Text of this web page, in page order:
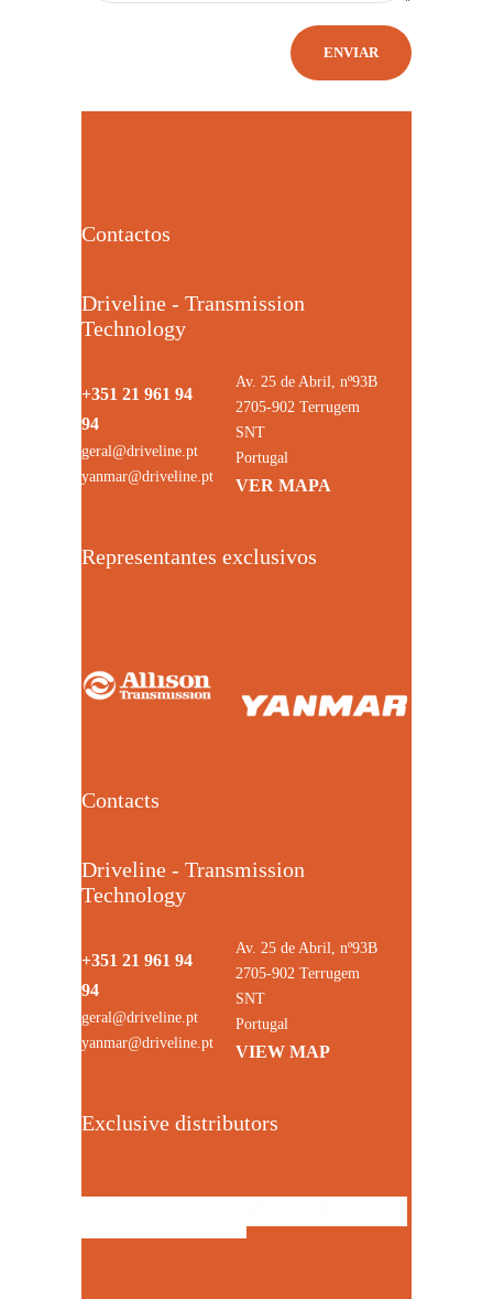
Contactos
Driveline - Transmission
Technology
+351 21 961 94
94
geral@driveline.pt
yanmar@driveline.pt
Av. 25 de Abril, nº93B
2705-902 Terrugem
SNT
Portugal
VER MAPA
Representantes exclusivos
Contacts
Driveline - Transmission
Technology
+351 21 961 94
94
geral@driveline.pt
yanmar@driveline.pt
Av. 25 de Abril, nº93B
2705-902 Terrugem
SNT
Portugal
VIEW MAP
Exclusive distributors